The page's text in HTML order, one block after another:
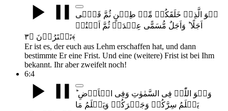
ہُوَ الَّذِیۡ خَلَقَکُمۡ مِّنۡ طِیۡنٍ ثُمَّ قَضٰۤی
اَجَلًا ؕ وَاَجَلٌ مُّسَمًّی عِنۡدَہٗ ثُمَّ اَنۡتُمۡ
تَمۡتَرُوۡنَ ﴿۳﴾
Er ist es, der euch aus Lehm erschaffen hat, und dann
bestimmte Er eine Frist. Und eine (weitere) Frist ist bei Ihm
bekannt. Ihr aber zweifelt noch!
6:4
وَہُوَ اللّٰہُ فِی السَّمٰوٰتِ وَفِی الۡاَرۡضِ ؕ
یَعۡلَمُ سِرَّکُمۡ وَجَہۡرَکُمۡ وَیَعۡلَمُ مَا